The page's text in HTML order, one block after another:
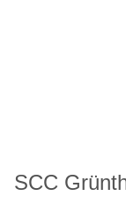
SCC